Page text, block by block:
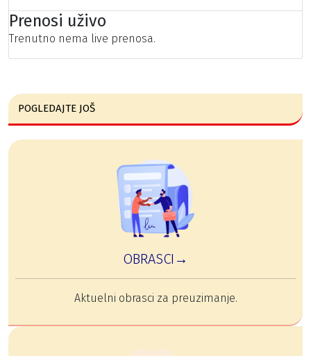
Prenosi uživo
Trenutno nema live prenosa.
POGLEDAJTE JOŠ
OBRASCI→
Aktuelni obrasci za preuzimanje.